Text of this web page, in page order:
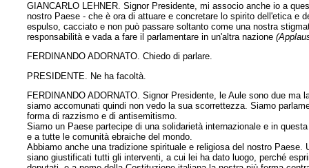
GIANCARLO LEHNER. Signor Presidente, mi associo anche io a
nostro Paese - che è ora di attuare e concretare lo spirito dell'etica e
espulso, cacciato e non può passare soltanto come una nostra
responsabilità e vada a fare il parlamentare in un'altra nazione
FERDINANDO ADORNATO. Chiedo di parlare.
PRESIDENTE. Ne ha facoltà.
FERDINANDO ADORNATO. Signor Presidente, le Aule sono due
siamo accomunati quindi non vedo la sua scorrettezza. Siamo
forma di razzismo e di antisemitismo.
Siamo un Paese partecipe di una solidarietà internazionale e in
e a tutte le comunità ebraiche del mondo.
Abbiamo anche una tradizione spirituale e religiosa del nostro
siano giustificati tutti gli interventi, a cui lei ha dato luogo,perché